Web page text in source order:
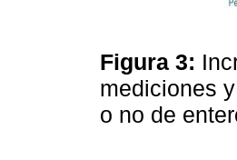
Figura 3:
mediciones
o no de